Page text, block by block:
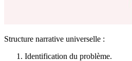
Structure narrative universelle :
Identification du problème.